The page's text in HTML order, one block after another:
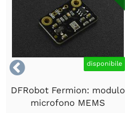
 disponibile
DFRobot Fermion: modulo
microfono MEMS